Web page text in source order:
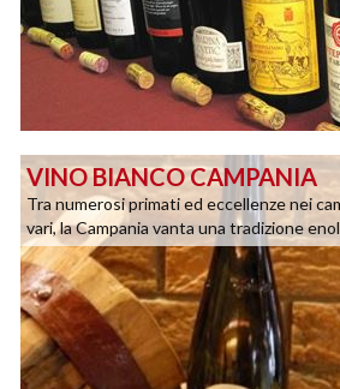
VINO BIANCO CAMPANIA
Tra numerosi primati ed eccellenze nei
vari, la Campania vanta una tradizione